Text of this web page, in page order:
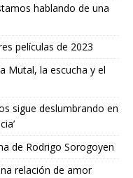
hablando de una
películas de 2023
Mutal, la escucha y el
sigue deslumbrando en
de Rodrigo Sorogoyen
relación de amor